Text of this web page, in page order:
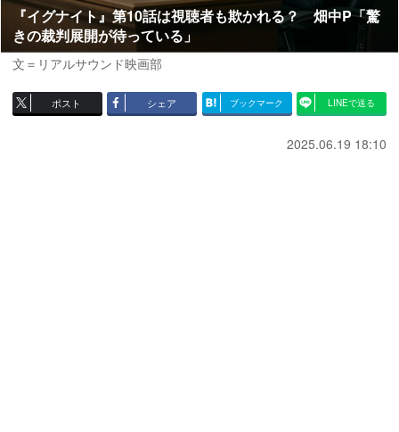
『イグナイト』第10話は視聴者も欺かれる？ 畑中P「驚
きの裁判展開が待っている」
文＝リアルサウンド映画部
ポスト シェア ブックマーク LINEで送る
2025.06.19 18:10